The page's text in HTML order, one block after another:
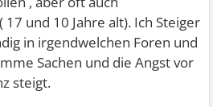
17 und 10 Jahre alt). Ich Steiger
in irgendwelchen Foren und
Sachen und die Angst vor
steigt.